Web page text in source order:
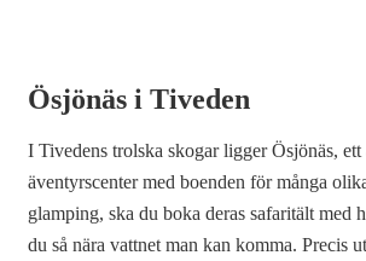
Ösjönäs i Tiveden
I Tivedens trolska skogar ligger Ösjönäs,
äventyrscenter med boenden för många
glamping, ska du boka deras safaritält med
du så nära vattnet man kan komma. Precis